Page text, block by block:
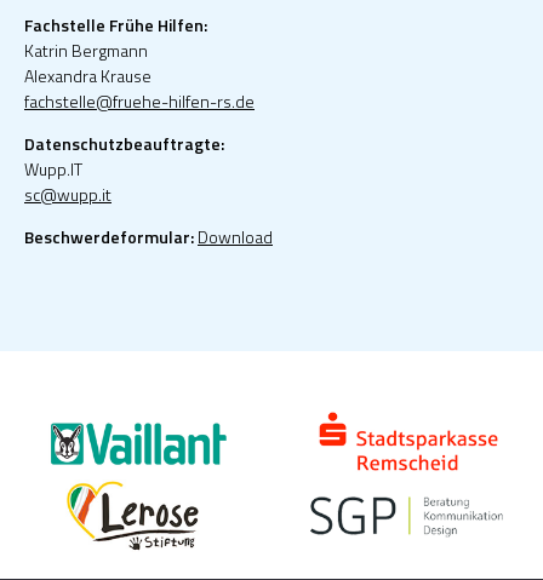
Fachstelle Frühe Hilfen:
Katrin Bergmann
Alexandra Krause
fachstelle@fruehe-hilfen-rs.de
Datenschutzbeauftragte:
Wupp.IT
sc@wupp.it
Beschwerdeformular:Download